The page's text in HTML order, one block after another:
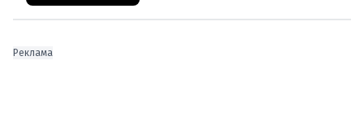
Реклама